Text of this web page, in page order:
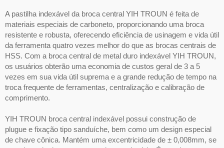
A pastilha indexável da broca central YIH TROUN é feita de
materiais especiais de carboneto, proporcionando uma broca
resistente e robusta, oferecendo eficiência de usinagem e vida útil
da ferramenta quatro vezes melhor do que as brocas centrais de
HSS. Com a broca central de metal duro indexável YIH TROUN,
os usuários obterão uma economia de custos geral de 3 a 5
vezes em sua vida útil suprema e a grande redução de tempo na
troca frequente de ferramentas, centralização e calibração de
comprimento.
YIH TROUN broca central indexável possui construção de
plugue e fixação tipo sanduíche, bem como um design especial
de chave cônica. Mantém uma excentricidade de ± 0,008mm, se